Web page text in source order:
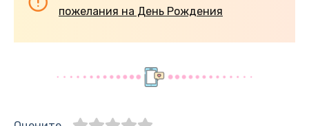
пожелания на День Рождения